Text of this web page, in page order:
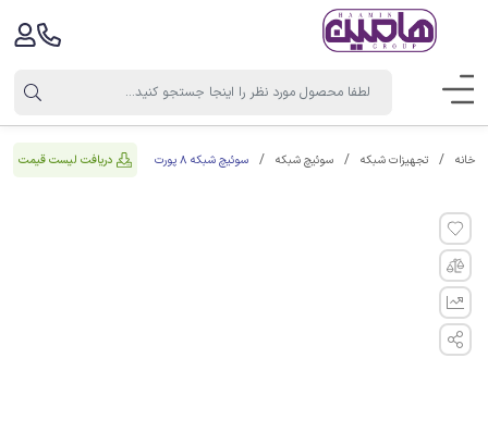
خانه تجهیزات شبکه سوئیچ شبکه سوئیچ شبکه 8 پورت دریافت لیست قیمت